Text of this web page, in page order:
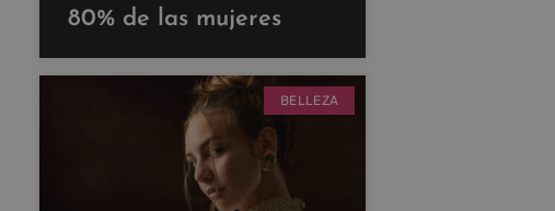
80% de las mujeres
BELLEZA